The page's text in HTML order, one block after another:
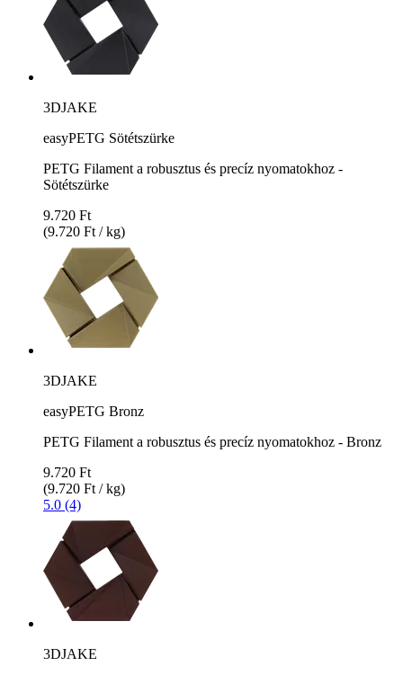
3DJAKE
easyPETG Sötétszürke
PETG Filament a robusztus és precíz nyomatokhoz -
Sötétszürke
9.720 Ft
(9.720 Ft / kg)
3DJAKE
easyPETG Bronz
PETG Filament a robusztus és precíz nyomatokhoz - Bronz
9.720 Ft
(9.720 Ft / kg)
5.0 (4)
3DJAKE